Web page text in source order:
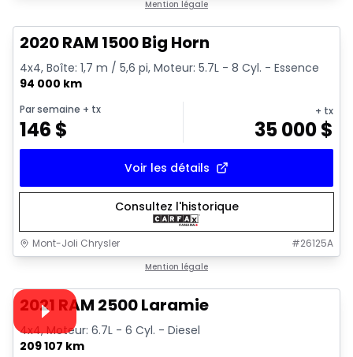
Mention légale
2020 RAM 1500 Big Horn
4x4, Boîte: 1,7 m / 5,6 pi, Moteur: 5.7L - 8 Cyl. - Essence
94 000 km
Par semaine + tx
146 $
+ tx
35 000$
Voir les détails
Consultez l'historique
Mont-Joli Chrysler #26125A
Mention légale
Vidéo disponible
2021 RAM 2500 Laramie
4x4, Moteur: 6.7L - 6 Cyl. - Diesel
209 107 km